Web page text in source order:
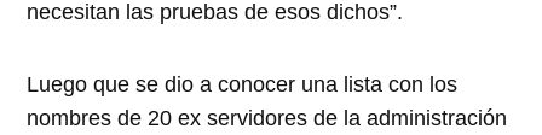
necesitan las pruebas de esos dichos”.
Luego que se dio a conocer una lista con los
nombres de 20 ex servidores de la administración